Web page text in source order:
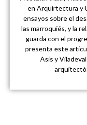
en Arquirtectura y
ensayos sobre el
las marroquiés, y la
guarda con el
presenta este
Asís y